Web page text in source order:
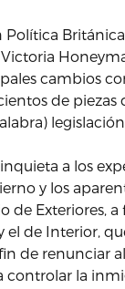
Política
cambios
de
legislación
a los
y los
de Exteriores, a
el de Interior,
de renunciar
controlar la